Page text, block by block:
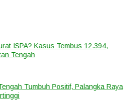
ISPA? Kasus Tembus 12.394,
Tengah
Tumbuh Positif, Palangka Raya